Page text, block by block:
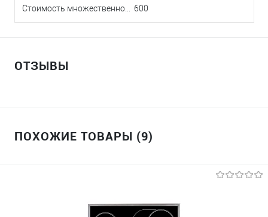
600
ОТЗЫВЫ
ПОХОЖИЕ ТОВАРЫ (9)